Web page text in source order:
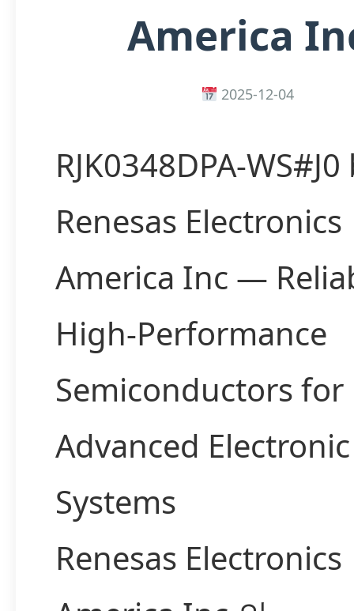
America
2025-12-04
RJK0348DPA-WS#J0
Renesas Electronics
America Inc —
High-Performance
Semiconductors for
Advanced Electronic
Systems
Renesas Electronics